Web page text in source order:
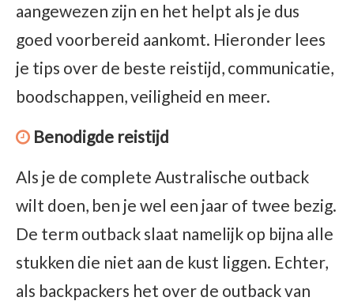
aangewezen zijn en het helpt als je dus
goed voorbereid aankomt. Hieronder lees
je tips over de beste reistijd, communicatie,
boodschappen, veiligheid en meer.
Benodigde reistijd
Als je de complete Australische outback
wilt doen, ben je wel een jaar of twee bezig.
De term outback slaat namelijk op bijna alle
stukken die niet aan de kust liggen. Echter,
als backpackers het over de outback van